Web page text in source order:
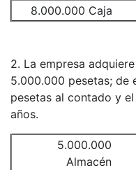
8.000.000 Caja
2. La empresa
5.000.000 pesetas; de
pesetas al contado y
años.
5.000.000
Almacén